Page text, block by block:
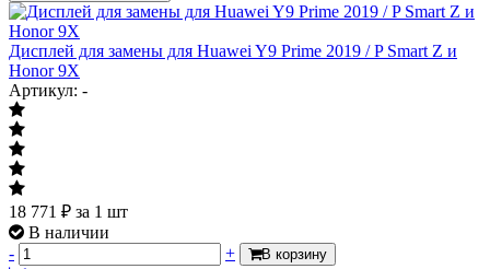
Дисплей для замены для Huawei Y9 Prime 2019 / P Smart Z и
Honor 9X
Артикул: -
18 771 ₽ за 1 шт
В наличии
-
+ В корзину